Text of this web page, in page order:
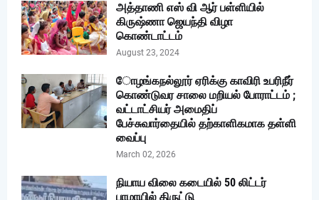
அத்தாணி எஸ் வி ஆர் பள்ளியில்
கிருஷ்ணா ஜெயந்தி விழா
கொண்டாட்டம்
August 23, 2024
ோழங்கநல்லூர் ஏரிக்கு காவிரி உபரிநீர்
கொண்டுவர சாலை மறியல் போராட்டம் ;
வட்டாட்சியர் அமைதிப்
பேச்சுவார்தையில் தற்காளிகமாக தள்ளி
வைப்பு
March 02, 2026
நியாய விலை கடையில் 50 லிட்டர்
பாமாயில் திருட்டு